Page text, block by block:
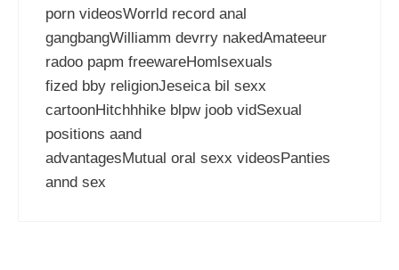
porn videosWorrld record anal
gangbangWilliamm devrry nakedAmateeur
radoo papm freewareHomlsexuals
fized bby religionJeseica bil sexx
cartoonHitchhhike blpw joob vidSexual
positions aand
advantagesMutual oral sexx videosPanties
annd sex